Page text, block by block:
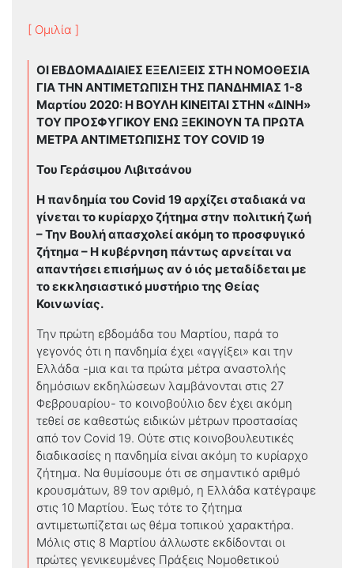
[ Ομιλία ]
ΟΙ ΕΒΔΟΜΑΔΙΑΙΕΣ ΕΞΕΛΙΞΕΙΣ ΣΤΗ ΝΟΜΟΘΕΣΙΑ
ΓΙΑ ΤΗΝ ΑΝΤΙΜΕΤΩΠΙΣΗ ΤΗΣ ΠΑΝΔΗΜΙΑΣ 1-8
Μαρτίου 2020: Η ΒΟΥΛΗ ΚΙΝΕΙΤΑΙ ΣΤΗΝ «ΔΙΝΗ»
ΤΟΥ ΠΡΟΣΦΥΓΙΚΟΥ ΕΝΩ ΞΕΚΙΝΟΥΝ ΤΑ ΠΡΩΤΑ
ΜΕΤΡΑ ΑΝΤΙΜΕΤΩΠΙΣΗΣ ΤΟΥCOVID 19
Του Γεράσιμου Λιβιτσάνου
Η πανδημία του Covid 19 αρχίζει σταδιακά να
γίνεται το κυρίαρχο ζήτημα στην πολιτική ζωή
– Την Βουλή απασχολεί ακόμη το προσφυγικό
ζήτημα – Η κυβέρνηση πάντως αρνείται να
απαντήσει επισήμως αν ό ιός μεταδίδεται με
το εκκλησιαστικό μυστήριο της Θείας
Κοινωνίας.
Την πρώτη εβδομάδα του Μαρτίου, παρά το
γεγονός ότι η πανδημία έχει «αγγίξει» και την
Ελλάδα -μια και τα πρώτα μέτρα αναστολής
δημόσιων εκδηλώσεων λαμβάνονται στις 27
Φεβρουαρίου- το κοινοβούλιο δεν έχει ακόμη
τεθεί σε καθεστώς ειδικών μέτρων προστασίας
από τον Covid 19. Ούτε στις κοινοβουλευτικές
διαδικασίες η πανδημία είναι ακόμη το κυρίαρχο
ζήτημα. Να θυμίσουμε ότι σε σημαντικό αριθμό
κρουσμάτων, 89 τον αριθμό, η Ελλάδα κατέγραψε
στις 10 Μαρτίου. Έως τότε το ζήτημα
αντιμετωπίζεται ως θέμα τοπικού χαρακτήρα.
Μόλις στις 8 Μαρτίου άλλωστε εκδίδονται οι
πρώτες γενικευμένες Πράξεις Νομοθετικού